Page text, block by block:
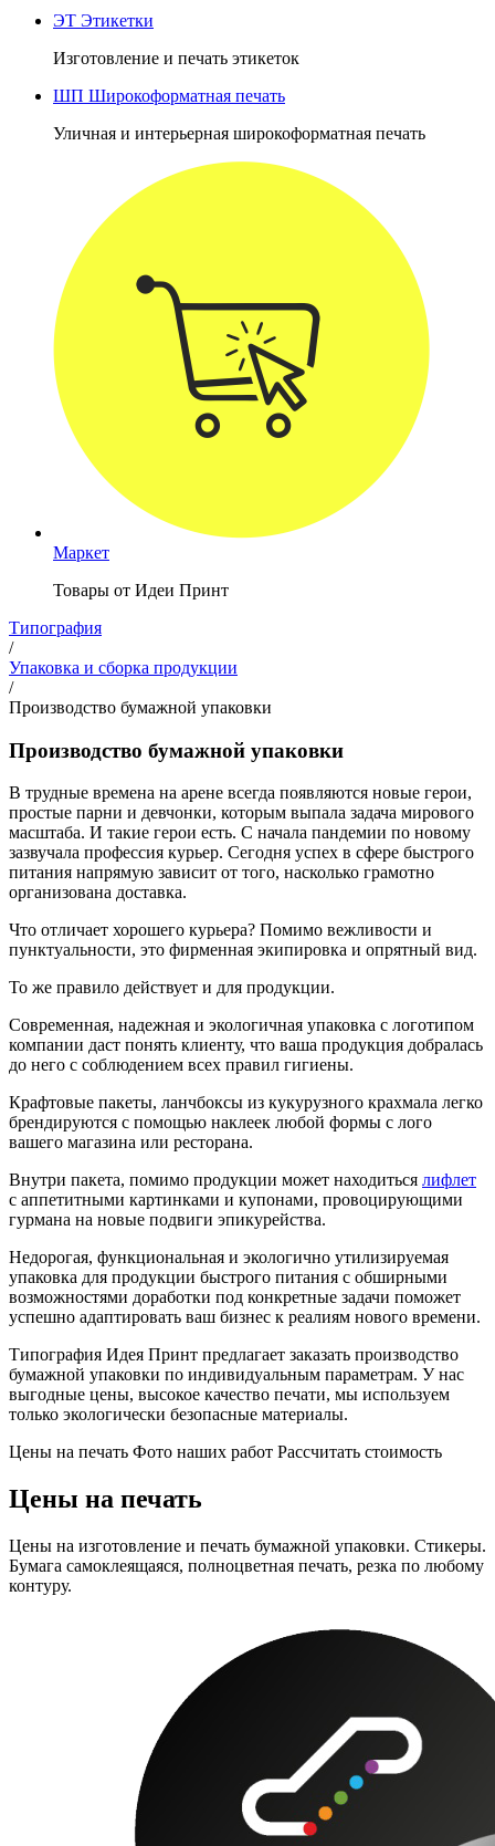
ЭТ Этикетки
Изготовление и печать этикеток
ШП Широкоформатная печать
Уличная и интерьерная широкоформатная печать
Маркет
Товары от Идеи Принт
Типография
/
Упаковка и сборка продукции
/
Производство бумажной упаковки
Производство бумажной упаковки
В трудные времена на арене всегда появляются новые герои,
простые парни и девчонки, которым выпала задача мирового
масштаба. И такие герои есть. С начала пандемии по новому
зазвучала профессия курьер. Сегодня успех в сфере быстрого
питания напрямую зависит от того, насколько грамотно
организована доставка.
Что отличает хорошего курьера? Помимо вежливости и
пунктуальности, это фирменная экипировка и опрятный вид.
То же правило действует и для продукции.
Современная, надежная и экологичная упаковка с логотипом
компании даст понять клиенту, что ваша продукция добралась
до него с соблюдением всех правил гигиены.
Крафтовые пакеты, ланчбоксы из кукурузного крахмала легко
брендируются с помощью наклеек любой формы с лого
вашего магазина или ресторана.
Внутри пакета, помимо продукции может находиться лифлет
с аппетитными картинками и купонами, провоцирующими
гурмана на новые подвиги эпикурейства.
Недорогая, функциональная и экологично утилизируемая
упаковка для продукции быстрого питания с обширными
возможностями доработки под конкретные задачи поможет
успешно адаптировать ваш бизнес к реалиям нового времени.
Типография Идея Принт предлагает заказать производство
бумажной упаковки по индивидуальным параметрам. У нас
выгодные цены, высокое качество печати, мы используем
только экологически безопасные материалы.
Цены на печать Фото наших работ Рассчитать стоимость
Цены на печать
Цены на изготовление и печать бумажной упаковки. Стикеры.
Бумага самоклеящаяся, полноцветная печать, резка по любому
контуру.